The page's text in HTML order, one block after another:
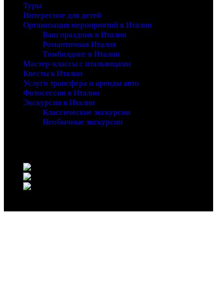
Туры
Интересное для детей
Организация мероприятий в Италии
Ваш праздник в Италии
Романтичная Италия
Тимбилдинг в Италии
Мастер-классы с итальянцами
Квесты в Италии
Услуги трансфера и аренды авто
Фотосессии в Италии
Экскурсии в Италии
Классические экскурсии
Необычные экскурсии